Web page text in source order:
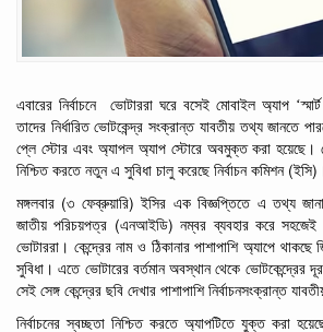
এবারের নির্বাচনে ভোটাররা ঘরে বসেই মোবাইল অ্যাপ ‘স্মার্ট
তাদের নির্ধারিত ভোটকেন্দ্র সংক্রান্ত যাবতীয় তথ্য জানতে
প্লে স্টোর এবং অ্যাপল অ্যাপ স্টোরে অবমুক্ত করা হয়েছে।
নিশ্চিত করতে নতুন এ সুবিধা চালু করেছে নির্বাচন কমিশন(ইসি)
মঙ্গলবার (৩ ফেব্রুয়ারি)ইসির এক বিজ্ঞপ্তিতে এ তথ্য
জাতীয় পরিচয়পত্র (এনআইডি)নম্বর ব্যবহার করে সহজেই
ভোটাররা। কেন্দ্রের নাম ও ঠিকানার পাশাপাশি অ্যাপে থাকছে
সুবিধা। এতে ভোটারের বর্তমান অবস্থান থেকে ভোটকেন্দ্রের
সেই সেঙ্গ কেন্দ্রের ছবি দেখার পাশাপাশি নির্বাচনসংক্রান্ত
নির্বাচনের স্বচ্ছতা নিশ্চিত করতে অ্যাপটিতে যুক্ত করা